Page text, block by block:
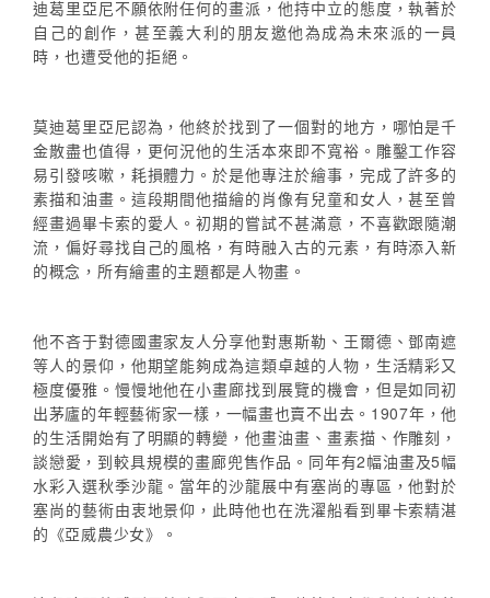
迪葛里亞尼不願依附任何的畫派，他持中立的態度，執著於
自己的創作，甚至義大利的朋友邀他為成為未來派的一員
時，也遭受他的拒絕。
莫迪葛里亞尼認為，他終於找到了一個對的地方，哪怕是千
金散盡也值得，更何況他的生活本來即不寬裕。雕鑿工作容
易引發咳嗽，耗損體力。於是他專注於繪事，完成了許多的
素描和油畫。這段期間他描繪的肖像有兒童和女人，甚至曾
經畫過畢卡索的愛人。初期的嘗試不甚滿意，不喜歡跟隨潮
流，偏好尋找自己的風格，有時融入古的元素，有時添入新
的概念，所有繪畫的主題都是人物畫。
他不吝于對德國畫家友人分享他對惠斯勒、王爾德、鄧南遮
等人的景仰，他期望能夠成為這類卓越的人物，生活精彩又
極度優雅。慢慢地他在小畫廊找到展覽的機會，但是如同初
出茅廬的年輕藝術家一樣，一幅畫也賣不出去。1907年，他
的生活開始有了明顯的轉變，他畫油畫、畫素描、作雕刻，
談戀愛，到較具規模的畫廊兜售作品。同年有2幅油畫及5幅
水彩入選秋季沙龍。當年的沙龍展中有塞尚的專區，他對於
塞尚的藝術由衷地景仰，此時他也在洗濯船看到畢卡索精湛
的《亞威農少女》。